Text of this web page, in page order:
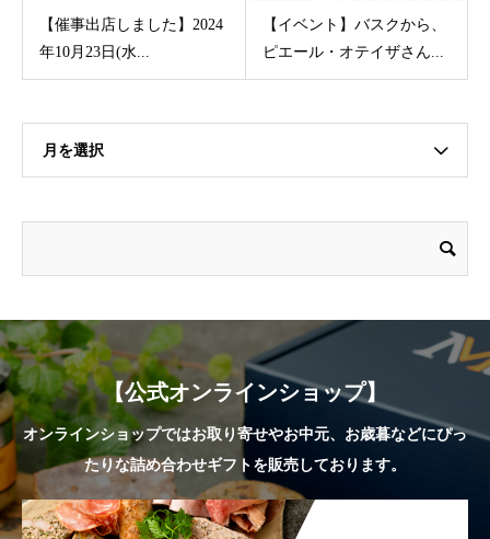
【催事出店しました】2024
年10月23日(水...
【イベント】バスクから、
ピエール・オテイザさん...
月を選択
【公式オンラインショップ】
オンラインショップではお取り寄せやお中元、お歳暮などにぴっ
たりな詰め合わせギフトを販売しております。